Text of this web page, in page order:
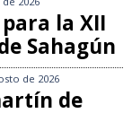
la XII
Sahagún
de 2026
de